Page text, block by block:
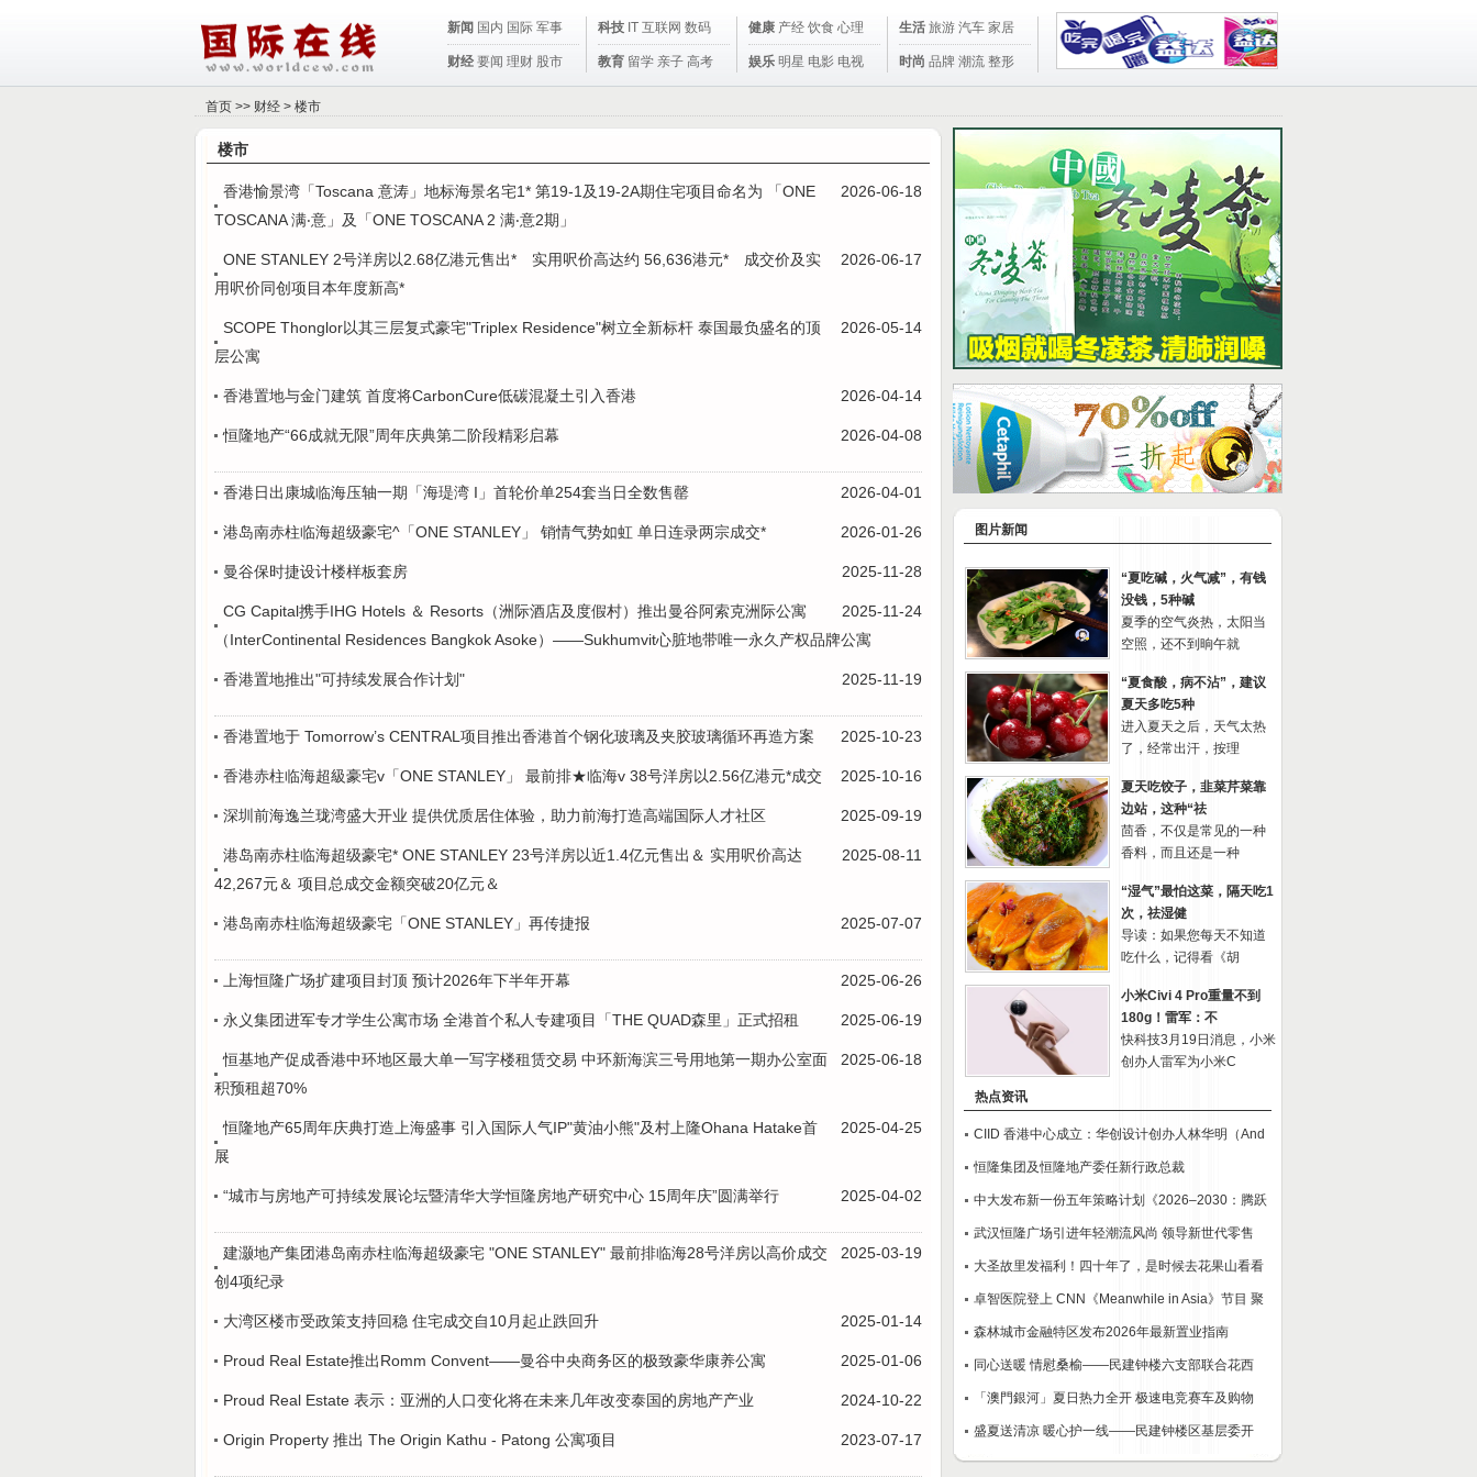
新闻 国内 国际 军事
财经 要闻 理财 股市
科技 IT 互联网 数码
教育 留学 亲子 高考
健康 产经 饮食 心理
娱乐 明星 电影 电视
生活 旅游 汽车 家居
时尚 品牌 潮流 整形
首页 >> 财经 > 楼市
楼市
2026-06-18
香港愉景湾「Toscana 意涛」地标海景名宅1* 第19-1及19-2A期住宅项目命名为 「ONE
TOSCANA 满‧意」及「ONE TOSCANA 2 满‧意2期」
2026-06-17
ONE STANLEY 2号洋房以2.68亿港元售出* 实用呎价高达约 56,636港元* 成交价及实
用呎价同创项目本年度新高*
2026-05-14
SCOPE Thonglor以其三层复式豪宅"Triplex Residence"树立全新标杆 泰国最负盛名的顶
层公寓
2026-04-14
香港置地与金门建筑 首度将CarbonCure低碳混凝土引入香港
2026-04-08
恒隆地产“66成就无限”周年庆典第二阶段精彩启幕
2026-04-01
香港日出康城临海压轴一期「海瑅湾 I」首轮价单254套当日全数售罄
2026-01-26
港岛南赤柱临海超级豪宅^「ONE STANLEY」 销情气势如虹 单日连录两宗成交*
2025-11-28
曼谷保时捷设计楼样板套房
2025-11-24
CG Capital携手IHG Hotels ＆ Resorts（洲际酒店及度假村）推出曼谷阿索克洲际公寓
（InterContinental Residences Bangkok Asoke）——Sukhumvit心脏地带唯一永久产权品牌公寓
2025-11-19
香港置地推出"可持续发展合作计划"
2025-10-23
香港置地于 Tomorrow’s CENTRAL项目推出香港首个钢化玻璃及夹胶玻璃循环再造方案
2025-10-16
香港赤柱临海超級豪宅v「ONE STANLEY」 最前排★临海v 38号洋房以2.56亿港元*成交
2025-09-19
深圳前海逸兰珑湾盛大开业 提供优质居住体验，助力前海打造高端国际人才社区
2025-08-11
港岛南赤柱临海超级豪宅* ONE STANLEY 23号洋房以近1.4亿元售出＆ 实用呎价高达
42,267元＆ 项目总成交金额突破20亿元＆
2025-07-07
港岛南赤柱临海超级豪宅「ONE STANLEY」再传捷报
2025-06-26
上海恒隆广场扩建项目封顶 预计2026年下半年开幕
2025-06-19
永义集团进军专才学生公寓市场 全港首个私人专建项目「THE QUAD森里」正式招租
2025-06-18
恒基地产促成香港中环地区最大单一写字楼租赁交易 中环新海滨三号用地第一期办公室面
积预租超70%
2025-04-25
恒隆地产65周年庆典打造上海盛事 引入国际人气IP"黄油小熊"及村上隆Ohana Hatake首
展
2025-04-02
“城市与房地产可持续发展论坛暨清华大学恒隆房地产研究中心 15周年庆”圆满举行
2025-03-19
建灏地产集团港岛南赤柱临海超级豪宅 "ONE STANLEY" 最前排临海28号洋房以高价成交
创4项纪录
2025-01-14
大湾区楼市受政策支持回稳 住宅成交自10月起止跌回升
2025-01-06
Proud Real Estate推出Romm Convent——曼谷中央商务区的极致豪华康养公寓
2024-10-22
Proud Real Estate 表示：亚洲的人口变化将在未来几年改变泰国的房地产产业
2023-07-17
Origin Property 推出 The Origin Kathu - Patong 公寓项目
图片新闻
“夏吃碱，火气减”，有钱
没钱，5种碱
夏季的空气炎热，太阳当
空照，还不到晌午就
“夏食酸，病不沾”，建议
夏天多吃5种
进入夏天之后，天气太热
了，经常出汗，按理
夏天吃饺子，韭菜芹菜靠
边站，这种“祛
茴香，不仅是常见的一种
香料，而且还是一种
“湿气”最怕这菜，隔天吃1
次，祛湿健
导读：如果您每天不知道
吃什么，记得看《胡
小米Civi 4 Pro重量不到
180g！雷军：不
快科技3月19日消息，小米
创办人雷军为小米C
热点资讯
CIID 香港中心成立：华创设计创办人林华明（And
恒隆集团及恒隆地产委任新行政总裁
中大发布新一份五年策略计划《2026‒2030：腾跃
武汉恒隆广场引进年轻潮流风尚 领导新世代零售
大圣故里发福利！四十年了，是时候去花果山看看
卓智医院登上 CNN《Meanwhile in Asia》节目 聚
森林城市金融特区发布2026年最新置业指南
同心送暖 情慰桑榆——民建钟楼六支部联合花西
「澳門銀河」夏日热力全开 极速电竞赛车及购物
盛夏送清凉 暖心护一线——民建钟楼区基层委开